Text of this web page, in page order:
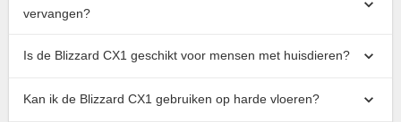
vervangen?
Is de Blizzard CX1 geschikt voor mensen met huisdieren?
Kan ik de Blizzard CX1 gebruiken op harde vloeren?